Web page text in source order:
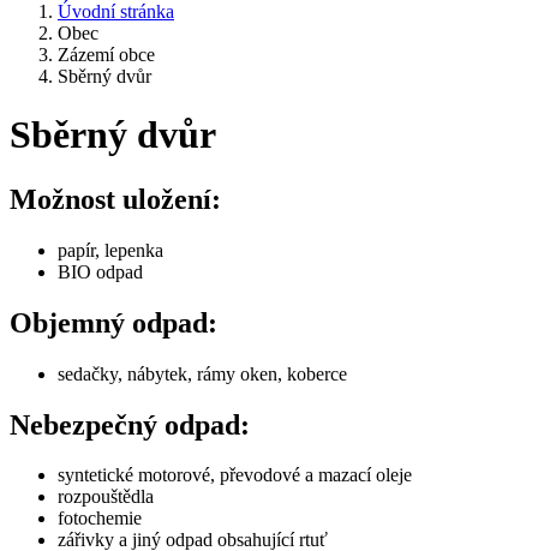
Úvodní stránka
Obec
Zázemí obce
Sběrný dvůr
Sběrný dvůr
Možnost uložení:
papír, lepenka
BIO odpad
Objemný odpad:
sedačky, nábytek, rámy oken, koberce
Nebezpečný odpad:
syntetické motorové, převodové a mazací oleje
rozpouštědla
fotochemie
zářivky a jiný odpad obsahující rtuť